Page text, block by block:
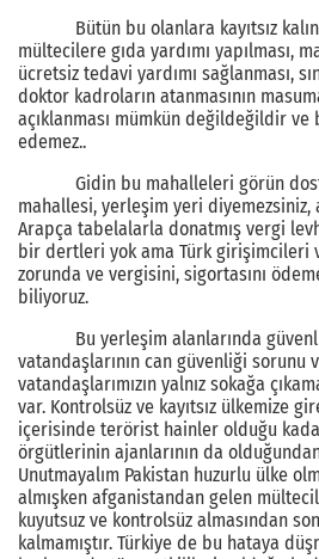
Bütün bu olanlara kayıtsız
mültecilere gıda yardımı yapılması,
ücretsiz tedavi yardımı sağlanması,
doktor kadroların atanmasının
açıklanması mümkün değildeğildir ve
edemez..
Gidin bu mahalleleri görün
mahallesi, yerleşim yeri
Arapça tabelalarla donatmış vergi
bir dertleri yok ama Türk girişimcileri
zorunda ve vergisini, sigortasını
biliyoruz.
Bu yerleşim alanlarında
vatandaşlarının can güvenliği sorunu
vatandaşlarımızın yalnız sokağa
var. Kontrolsüz ve kayıtsız ülkemize
içerisinde terörist hainler olduğu
örgütlerinin ajanlarının da
Unutmayalım Pakistan huzurlu ülke
almışken afganistandan gelen
kuyutsuz ve kontrolsüz almasından
kalmamıştır. Türkiye de bu hataya